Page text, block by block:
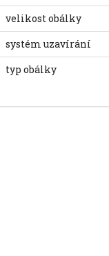
velikost obálky
systém uzavírání
typ obálky